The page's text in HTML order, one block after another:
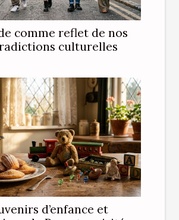
comme reflet de nos
culturelles
d’enfance et